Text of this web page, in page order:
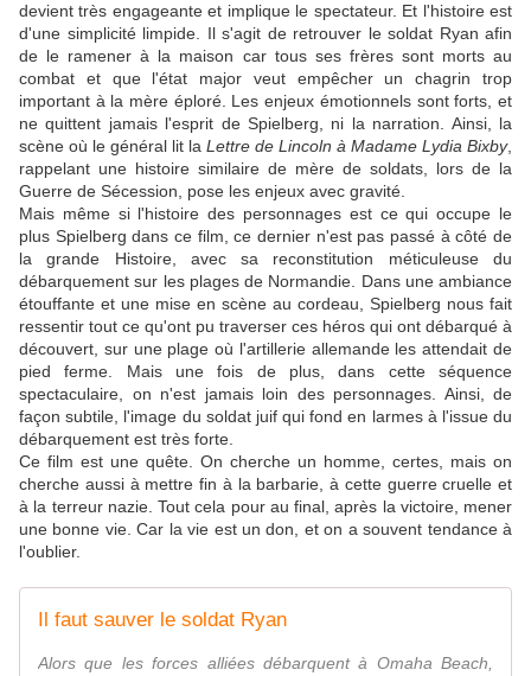
devient très engageante et implique le spectateur. Et l'histoire est
d'une simplicité limpide. Il s'agit de retrouver le soldat Ryan afin
de le ramener à la maison car tous ses frères sont morts au
combat et que l'état major veut empêcher un chagrin trop
important à la mère éploré. Les enjeux émotionnels sont forts, et
ne quittent jamais l'esprit de Spielberg, ni la narration. Ainsi, la
scène où le général lit la Lettre de Lincoln à Madame Lydia Bixby,
rappelant une histoire similaire de mère de soldats, lors de la
Guerre de Sécession, pose les enjeux avec gravité.
Mais même si l'histoire des personnages est ce qui occupe le
plus Spielberg dans ce film, ce dernier n'est pas passé à côté de
la grande Histoire, avec sa reconstitution méticuleuse du
débarquement sur les plages de Normandie. Dans une ambiance
étouffante et une mise en scène au cordeau, Spielberg nous fait
ressentir tout ce qu'ont pu traverser ces héros qui ont débarqué à
découvert, sur une plage où l'artillerie allemande les attendait de
pied ferme. Mais une fois de plus, dans cette séquence
spectaculaire, on n'est jamais loin des personnages. Ainsi, de
façon subtile, l'image du soldat juif qui fond en larmes à l'issue du
débarquement est très forte.
Ce film est une quête. On cherche un homme, certes, mais on
cherche aussi à mettre fin à la barbarie, à cette guerre cruelle et
à la terreur nazie. Tout cela pour au final, après la victoire, mener
une bonne vie. Car la vie est un don, et on a souvent tendance à
l'oublier.
Il faut sauver le soldat Ryan
Alors que les forces alliées débarquent à Omaha Beach,